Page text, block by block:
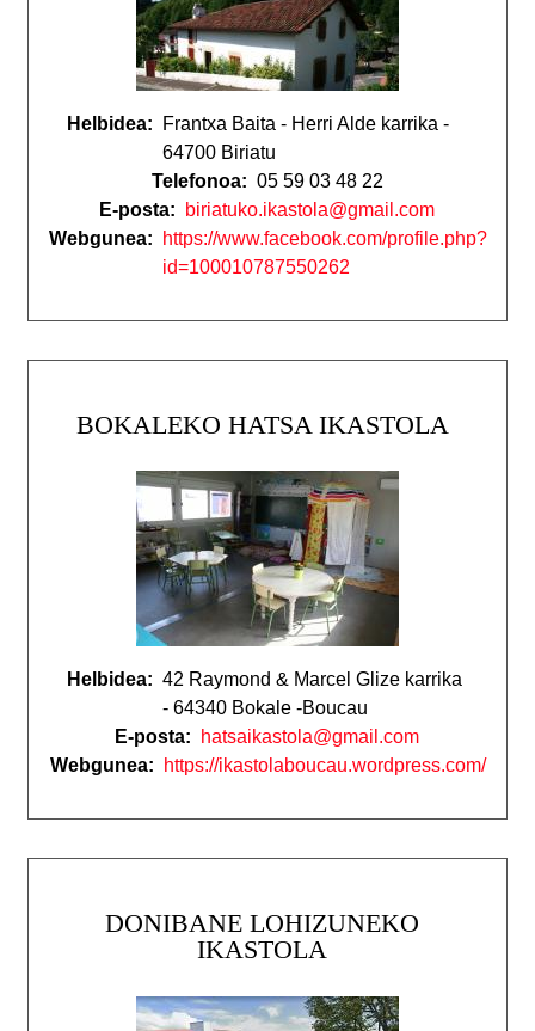
Helbidea:
Frantxa Baita - Herri Alde karrika -
64700 Biriatu
Telefonoa: 05 59 03 48 22
E-posta:
biriatuko.ikastola@gmail.com
Webgunea:
https://www.facebook.com/profile.php?
id=100010787550262
BOKALEKO HATSA IKASTOLA
Helbidea: 42 Raymond & Marcel Glize karrika
- 64340 Bokale -Boucau
E-posta:
hatsaikastola@gmail.com
Webgunea:
https://ikastolaboucau.wordpress.com/
DONIBANE LOHIZUNEKO
IKASTOLA